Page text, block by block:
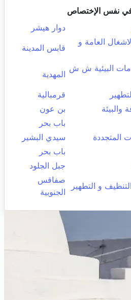
نفس الإختصاص
دوار هيشر
العامة و
قابس المدينة
البيئية ش ش
المهدية
قرمبالية
بن عون
باب بحر
المتجددة
سيدي البشير
باب بحر
جبل الجلود
و التطهير
صفاقس
الجنوبية